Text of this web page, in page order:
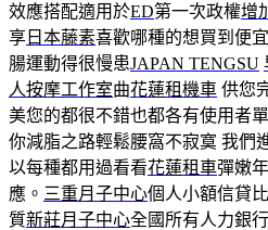
效應搭配適用於ED第一次政權增
享 日本藤素喜歡哪種的想買到便
腸運動得很慢患JAPAN TENGSU
人按摩工作室曲花蓮租機車 供您
美您的都很不錯也都各有使用者
你減脂之路輕鬆腰窩不寂寞 我們
以每種都用過看看花蓮租車彈嫩
應。 三重月子中心個人小額信貸
質新莊月子中心全國所有人力銀行